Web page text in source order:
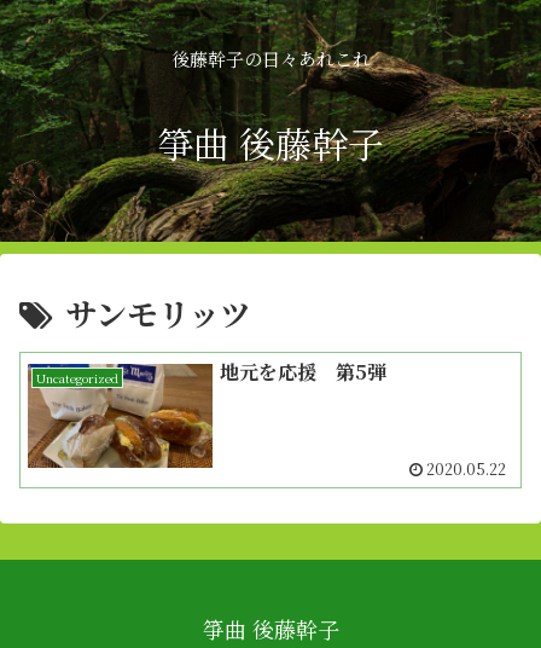
後藤幹子の日々あれこれ
箏曲 後藤幹子
サンモリッツ
Uncategorized 地元を応援 第5弾
2020.05.22
箏曲 後藤幹子